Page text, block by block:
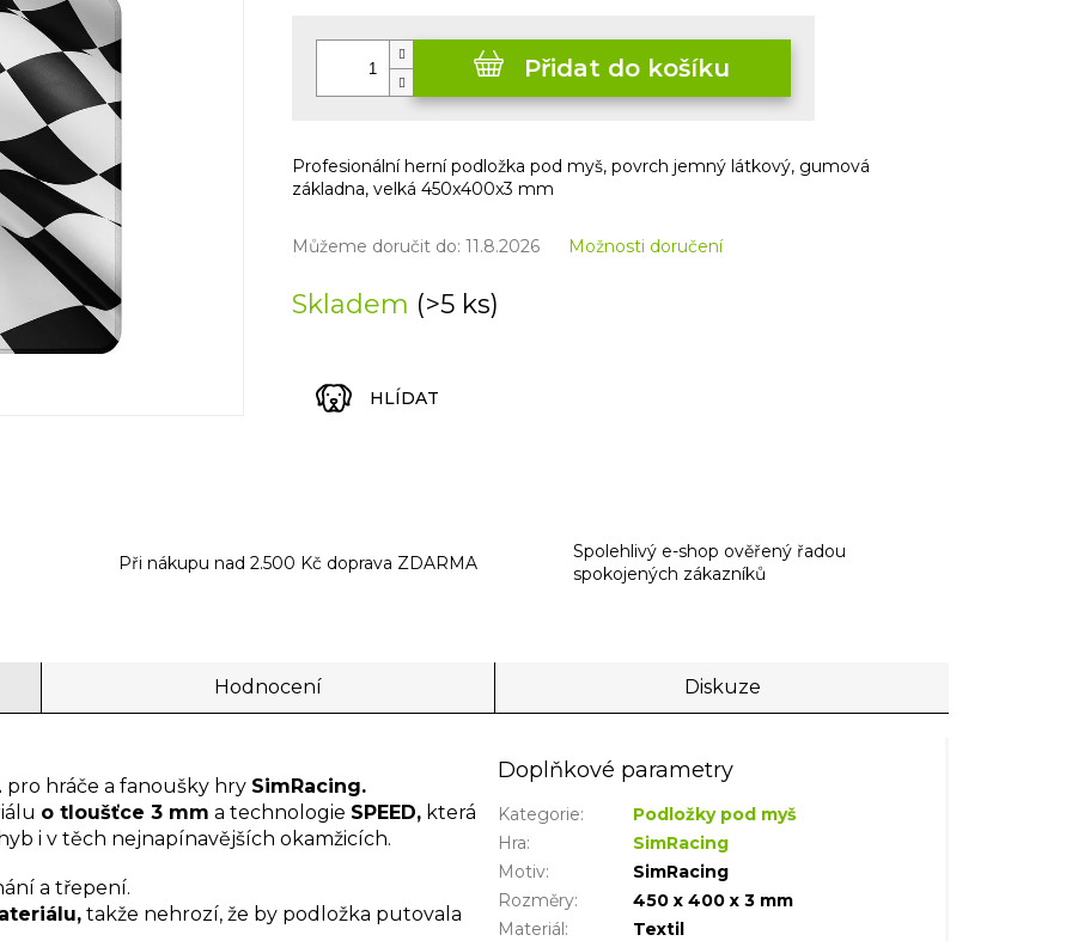
Skladem (>5 ks)
Můžeme doručit do: 11.8.2026 Možnosti doručení
Přidat do košíku
Profesionální herní podložka pod myš, povrch jemný látkový, gumová
základna, velká 450x400x3 mm
HLÍDAT
Při nákupu nad 2.500 Kč doprava ZDARMA
Spolehlivý e-shop ověřený řadou
spokojených zákazníků
Hodnocení Diskuze
pro hráče a fanoušky hry SimRacing.
o tloušťce 3 mm a technologie SPEED, která
i v těch nejnapínavějších okamžicích.
a třepení.
takže nehrozí, že by podložka putovala
Doplňkové parametry
Kategorie:
Podložky pod myš
Hra:
SimRacing
Motiv:
SimRacing
Rozměry:
450 x 400 x 3 mm
Materiál:
Textil